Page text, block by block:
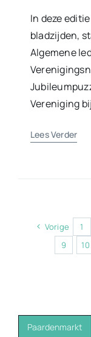
In deze
bladzijden,
Algemene
Vereniging
Lees Verder
Vorige 1
9
10
Paardenmarkt